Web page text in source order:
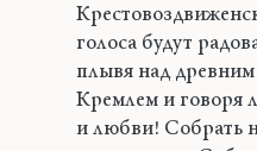
голоса будут
плывя над
Кремлем и говоря
и любви! Собрать